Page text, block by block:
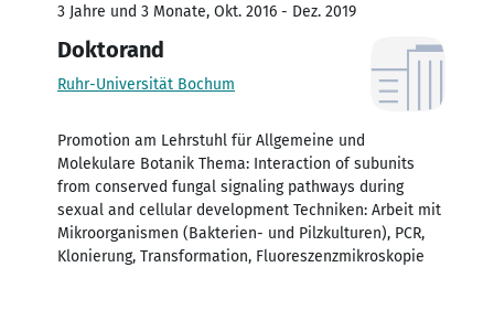
3 Jahre und 3 Monate, Okt. 2016 - Dez. 2019
Doktorand
Ruhr-Universität Bochum
Promotion am Lehrstuhl für Allgemeine und
Molekulare Botanik Thema: Interaction of subunits
from conserved fungal signaling pathways during
sexual and cellular development Techniken: Arbeit mit
Mikroorganismen (Bakterien- und Pilzkulturen), PCR,
Klonierung, Transformation, Fluoreszenzmikroskopie